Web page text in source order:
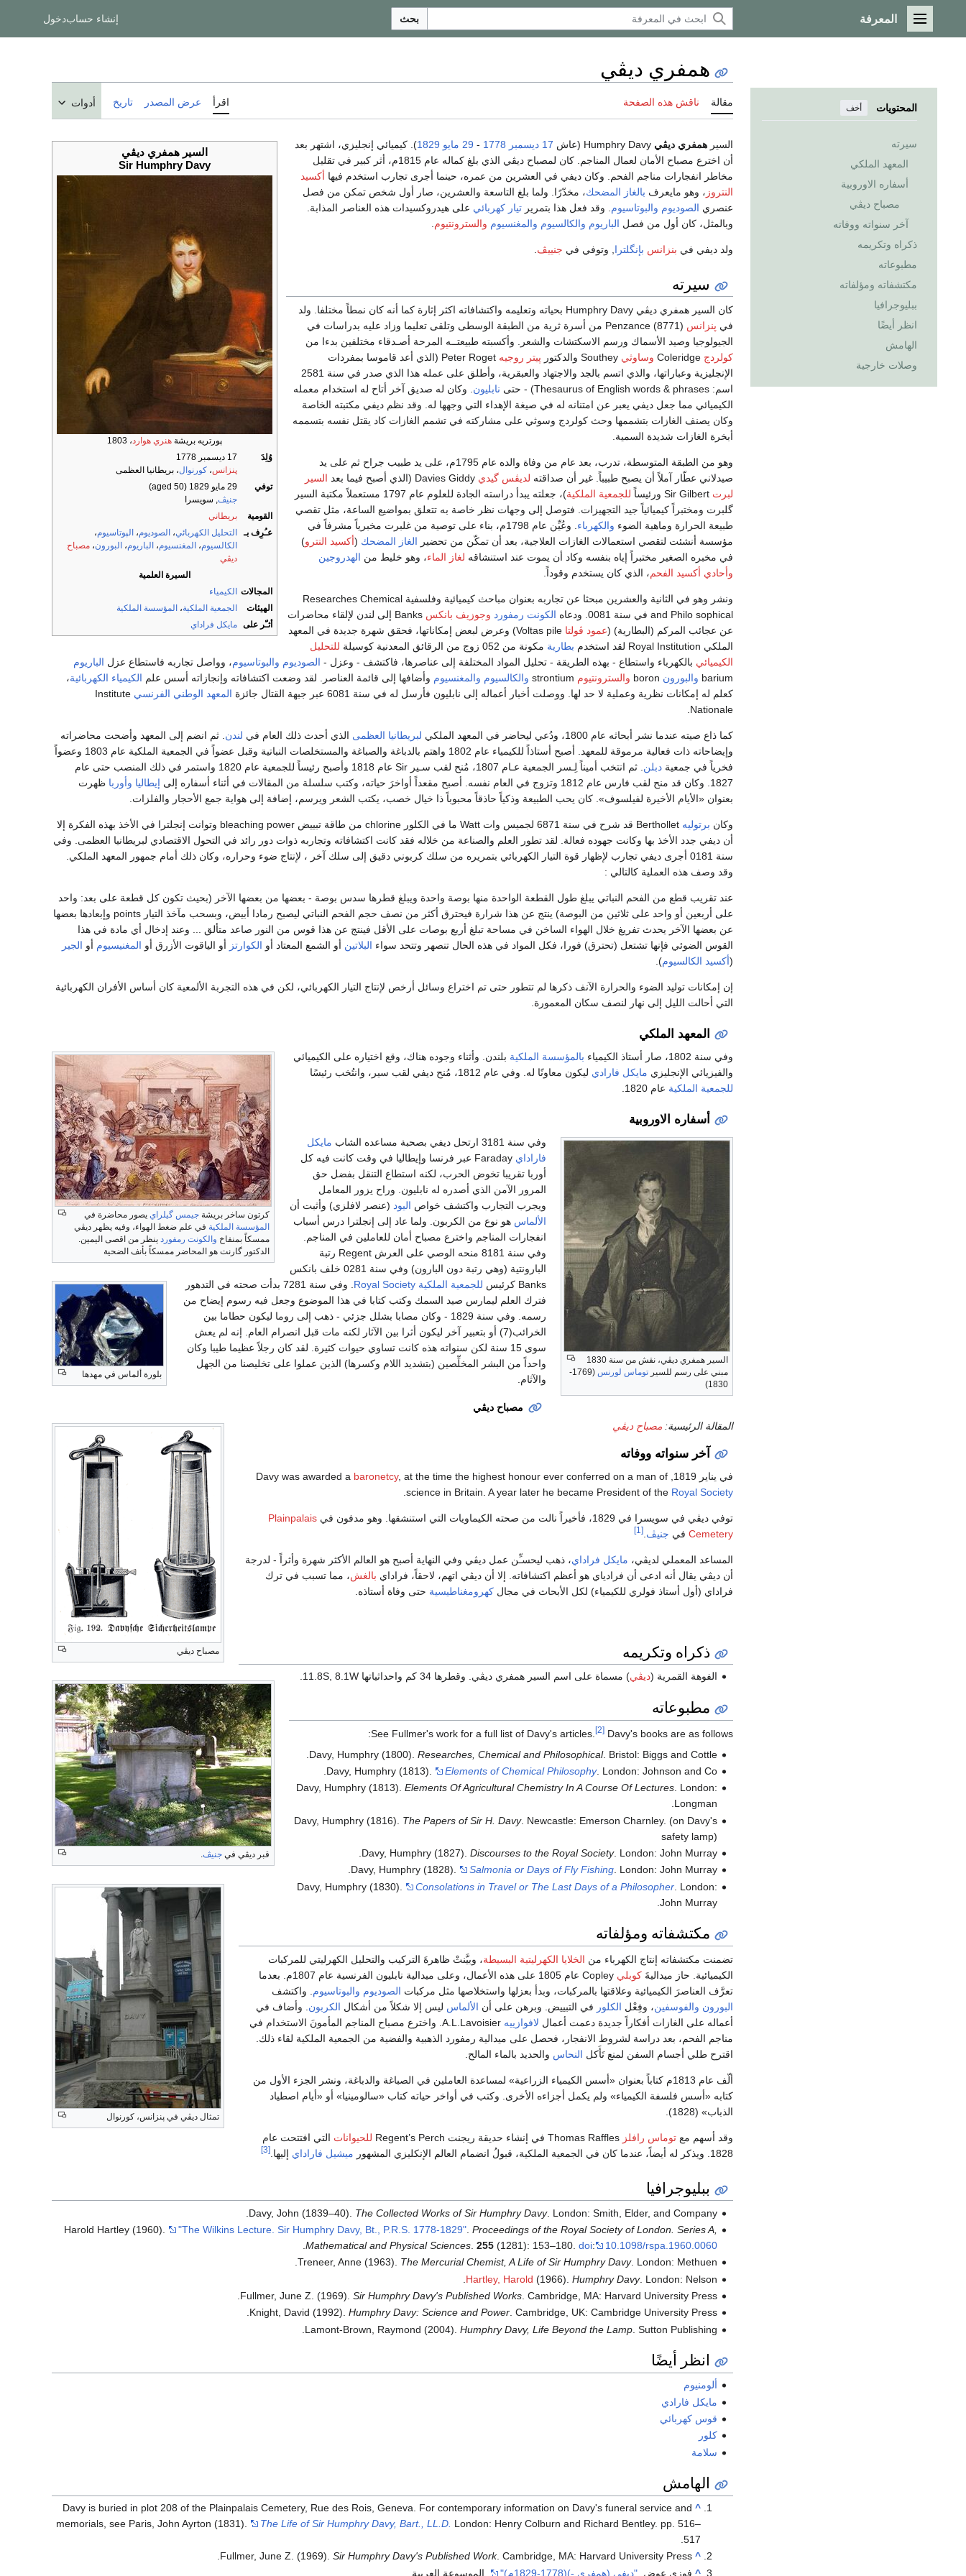
القائمة الرئيسية
المعرفة بحث إنشاء حسابدخول
المحتويات أخف
سيرته
المعهد الملكي
أسفاره الاوروبية
مصباح ديڤي
آخر سنواته ووفاته
ذكراه وتكريمه
مطبوعاته
مكتشفاته ومؤلفاته
ببليوجرافيا
انظر أيضًا
الهامش
وصلات خارجية
همفري ديڤي
مقالة ناقش هذه الصفحة اقرأ عرض المصدر تاريخ أدوات
السير همفري ديڤي
Sir Humphry Davy
پورتريه بريشة هنري هوارد، 1803
وُلِدَ
17 ديسمبر 1778
پنزانس، كورنوال، بريطانيا العظمى
توفي
29 مايو 1829
(aged 50)
جنيڤ, سويسرا
القومية
بريطاني
عـُرِف بـ
التحليل الكهربائي، الصوديوم، الپوتاسيوم،
الكالسيوم، المغنسيوم، الباريوم، البورون، مصباح
ديڤي
السيرة العلمية
المجالات
الكيمياء
الهيئات
الجمعية الملكية، المؤسسة الملكية
أثـّر على مايكل فراداي
السير همفري ديڤي 17 ديسمبر 1778
- 29 مايو 1829). كيميائي إنجليزي، اشتهر بعد
أن اخترع مصباح الأمان لعمال المناجم. كان لمصباح ديڤي الذي بلغ كماله عام 1815م، أثر كبير في تقليل
مخاطر انفجارات مناجم الفحم. وكان ديفي في العشرين من عمره، حينما أجرى تجارب استخدم فيها أكسيد
النتروز ، وهو مايعرف بالغاز المضحك، مخدّرًا. ولما بلغ التاسعة والعشرين، صار أول شخص تمكن من فصل
عنصري الصوديوم والبوتاسيوم . وقد فعل هذا بتمرير تيار كهربائي على هيدروكسيدات هذه العناصر المذابة.
وبالمثل، كان أول من فصل الباريوم والكالسيوم والمغنسيوم والسترونتيوم
ولد ديفي في بنزانس بإنگلترا , وتوفي في جنييڤ
سيرته
كان السير همفري ديڤي Humphry Davy بحياته وتعليمه واكتشافاته اكثر إثارة كما أنه كان نمطاً مختلفا. ولد
في پنزانس
Penzance (8771) من أسرة ثرية من الطبقة الوسطى وتلقى تعليما وزاد عليه بدراسات في
الجيولوجيا وصيد الأسماك ورسم الاسكتشات والشعر. وأكسبته طبيعتــه المرحة أصـدقاء مختلفين بدءا من
كولردج
وساوثي پيتر روجيه
Peter Roget (الذي أعد قاموسا بمفردات
الإنجليزية وعباراتها، والذي اتسم بالجد والاجتهاد والعبقرية، وأطلق على عمله هذا الذي صدر في سنة 2581
اسم: Thesaurus of English words & phrases) - حتى
نابليون. وكان له صديق آخر أتاح له استخدام معمله
الكيميائي مما جعل ديفي يعبر عن امتنانه له في صيغة الإهداء التي وجهها له. وقد نظم ديفي مكتبته الخاصة
وكان يصنف الغازات بتشممها وحث كولردج وسوثي على مشاركته في تشمم الغازات كاد يقتل نفسه بتسممه
أبخرة الغازات شديدة السمية.
وهو من الطبقة المتوسطة، تدرب، بعد عام من وفاة والده عام 1795م، على يد طبيب جراح ثم على يد
صيدلاني عطّار آملاً أن يصبح طبيباً. غير أن صداقته لديڤس گيدي
السير
لبرت
للجمعية الملكية
)، جعلته يبدأ دراسته الجادة للعلوم عام 1797 مستعملاً مكتبة السير
گلبرت ومختبراً كيميائياً جيد التجهيزات. فتوصل إلى وجهات نظر خاصة به تتعلق بمواضيع الساعة، مثل تقصي
طبيعة الحرارة وماهية الضوء والكهرباء
. وعُيِّن عام 1798م، بناء على توصية من غلبرت مخبرياً مشرفاً في
مؤسسة أنشئت لتقصي استعمالات الغازات العلاجية، بعد أن تمكّن من تحضير الغاز المضحك (أكسيد النترو)
في مخبره الصغير مختبراً إياه بنفسه وكاد أن يموت عند استنشاقه لغاز الماء، وهو خليط من الهدروجين
وأحادي أكسيد الفحم، الذي كان يستخدم وقوداً.
ونشر وهو في الثانية والعشرين مبحثا عن تجاربه بعنوان مباحث كيميائية وفلسفية Researches Chemical
and Philo sophical في سنة 0081. ودعاه
الكونت رمفورد وجوزيف بانكس
Banks إلى لندن لإلقاء محاضرات
عن عجائب المركم (البطارية) (عمود ڤولتا
Voltas pile) وعرض لبعض إمكاناتها، فحقق شهرة جديدة في المعهد
الملكي Royal Institution لقد استخدم
بطارية مكونة من 052 زوج من الرقائق المعدنية كوسيلة
للتحليل
الكيميائي بالكهرباء واستطاع - بهذه الطريقة - تحليل المواد المختلفة إلى عناصرها، فاكتشف - وعزل - الصوديوم والبوتاسيوم، وواصل تجاربه فاستطاع عزل الباريوم
barium والبورون والسترونتيوم والكالسيوم والمغنسيوم وأضافها إلى قائمة العناصر. لقد وضعت اكتشافاته وإنجازاته أسس علم الكيمياء الكهربائية،
كعلم له إمكانات نظرية وعملية لا حد لها. ووصلت أخبار أعماله إلى نابليون فأرسل له في سنة 6081 عبر جبهة القتال جائزة
المعهد الوطني الفرنسي Institute
Nationale.
كما ذاع صيته عندما نشر أبحاثه عام 1800، ودُعي ليحاضر في المعهد الملكي لبريطانيا العظمى الذي أحدث ذلك العام في لندن. ثم انضم إلى المعهد وأضحت محاضراته
وإيضاحاته ذات فعالية مرموقة للمعهد. أصبح أستاذاً للكيمياء عام 1802 واهتم بالدباغة والصباغة والمستخلصات النباتية وقبل عضواً في الجمعية الملكية عام 1803 وعضواً
فخرياً في جمعية دبلن
. ثم انتخب أميناً لِـسر الجمعية عـام 1807، مُنح لقب سـير Sir عام 1818 وأصبح رئيساً للجمعية عام 1820 واستمر في ذلك المنصب حتى عام
1827. وكان قد منح لقب فارس عام 1812 وتزوج في العام نفسه. أصبح مقعداً أواخرَ حياته، وكتب سلسلة من المقالات في أثناء أسفاره إلى
إيطاليا وأوربا ظهرت
بعنوان «الأيام الأخيرة لفيلسوف». كان يحب الطبيعة وذكياً حاذقاً محبوباً ذا خيال خصب، يكتب الشعر ويرسم، إضافة إلى هواية جمع الأحجار والفلزات.
وكان برتوليه
Berthollet قد شرح في سنة 6871 لجميس وات Watt ما في الكلور chlorine من طاقة تبييض bleaching power وتوانت إنجلترا في الأخذ بهذه الفكرة إلا
أن ديفي جدد الأخذ بها وكانت جهوده فعالة. لقد تطور العلم والصناعة من خلاله فقد كانت اكتشافاته وتجاربه ذوات دور رائد في التحول الاقتصادي لبريطانيا العظمى. وفي
سنة 0181 أجرى ديفي تجارب لإظهار قوة التيار الكهربائي بتمريره من سلك كربوني دقيق إلى سلك آخر ، لإنتاج ضوء وحراره، وكان ذلك أمام جمهور المعهد الملكي.
وقد وصف هذه العملية كالتالي :
عند تقريب قطع من الفحم النباتي يبلغ طول القطعة الواحدة منها بوصة واحدة ويبلغ قطرها سدس بوصة - بعضها من بعضها الآخر (بحيث تكون كل قطعة على بعد: واحد
على أربعين أو واحد على ثلاثين من البوصة) ينتج عن هذا شرارة فيحترق أكثر من نصف حجم الفحم النباتي ليصبح رمادا أبيض، وبسحب مآخذ التيار points وإبعادها بعضها
عن بعضها الآخر يحدث تفريغ خلال الهواء الساخن في مساحة تبلغ أربع بوصات على الأقل فينتج عن هذا قوس من النور صاعد متألق ... وعند إدخال أي مادة في هذا
القوس الضوئي فإنها تشتعل (تحترق) فورا، فكل المواد في هذه الحال تنصهر وتتحد سواء البلاتين أو الشمع المعتاد أو الكوارتز أو الياقوت الأزرق أو المغنيسيوم أو الجير
(أكسيد الكالسيوم).
إن إمكانات توليد الضوء والحرارة الآنف ذكرها لم تتطور حتى تم اختراع وسائل أرخص لإنتاج التيار الكهربائي، لكن في هذه التجربة الألمعية كان أساس الأفران الكهربائية
التي أحالت الليل إلى نهار لنصف سكان المعمورة.
المعهد الملكي
كرتون ساخر بريشة جيمس گيلراي يصور محاضرة في
المؤسسة الملكية في علم ضغط الهواء، وفيه يظهر ديڤي
ممسكاً بمنفاخ والكونت رمفورد ينظر من اقصى اليمين.
الدكتور گارنت هو المحاضر ممسكاً بأنف الضحية
وفي سنة 1802، صار أستاذ الكيمياء بالمؤسسة الملكية بلندن. وأثناء وجوده هناك، وقع اختياره على الكيميائي
والفيزيائي الإنجليزي مايكل فارادي ليكون معاونًا له. وفي عام 1812، مُنح ديفي لقب سير، وانتُخب رئيسًا
للجمعية الملكية عام 1820.
أسفاره الاوروبية
السير همفري ديڤي، نقش من سنة 1830
مبني على رسم للسير توماس لورنس
(1769-
1830)
بلورة ألماس في مهدها
وفي سنة 3181 ارتحل ديفي بصحبة مساعده الشاب
مايكل
فاراداي
Faraday عبر فرنسا وإيطاليا في وقت كانت فيه كل
أوربا تقريبا تخوض الحرب، لكنه استطاع التنقل بفضل حق
المرور الآمن الذي أصدره له نابليون. وراح يزور المعامل
ويجرب التجارب واكتشف خواص اليود (عنصر لافلزي) وأثبت أن
الألماس هو نوع من الكربون. ولما عاد إلى إنجلترا درس أسباب
انفجارات المناجم واخترع مصباح أمان للعاملين في المناجم.
وفي سنة 8181 منحه الوصي على العرش Regent رتبة
البارونتية (وهي رتبة دون البارون) وفي سنة 0281 خلف بانكس
Banks كرئيس
للجمعية الملكية Royal Society
. وفي سنة 7281 بدأت صحته في التدهور
فترك العلم ليمارس صيد السمك وكتب كتابا في هذا الموضوع وجعل فيه رسوم إيضاح من
رسمه. وفي سنة 1829 - وكان مصابا بشلل جزئي - ذهب إلى روما ليكون حطاما بين
الخرائب(7) أو بتعبير آخر ليكون أثرا بين الآثار لكنه مات قبل انصرام العام. إنه لم يعش
سوى 15 سنة لكن سنواته هذه كانت تساوي حيوات كثيرة. لقد كان رجلاً عظيما طيبا وكان
واحداً من البشر المخلِّصين (بتشديد اللام وكسرها) الذين عملوا على تخليصنا من الجهل
والآثام.
مصباح ديڤي
مصباح ديڤي
المقالة الرئيسية: مصباح ديڤي
آخر سنواته ووفاته
قبر ديڤي في جنيڤ
في يناير 1819, Davy was awarded a baronetcy, at the time the highest honour ever conferred on a man of
science in Britain. A year later he became President of the Royal Society
توفي ديڤي في سويسرا في 1829، فأخيراً نالت من صحته الكيماويات التي استنشقها. وهو مدفون في
Plainpalais
Cemetery في جنيڤ [1]
المساعد المعملي لديڤي، مايكل فراداي، ذهب ليحسـِّن عمل ديڤي وفي النهاية أصبح هو العالم الأكثر شهرة وأثراً - لدرجة
أن ديڤي يقال أنه ادعى أن فرادياي هو أعظم اكتشافاته. إلا أن ديڤي اتهم، لاحقاً، فراداي بالغش، مما تسبب في ترك
فراداي (أول أستاذ فولري للكيمياء) لكل الأبحاث في مجال كهرومغناطيسية حتى وفاة أستاذه.
ذكراه وتكريمه
تمثال ديڤي في پنزانس، كورنوال
الفوهة القمرية (ديڤي) مسماة على اسم السير همفري ديڤي. وقطرها 34 كم واحداثياتها 11.8S, 8.1W.
مطبوعاته
See Fullmer's work for a full list of Davy's articles. [2] Davy's books are as follows:
Davy, Humphry (1800). Researches, Chemical and Philosophical. Bristol: Biggs and Cottle.
Davy, Humphry (1813).
Elements of Chemical Philosophy. London: Johnson and Co.
Davy, Humphry (1813). Elements Of Agricultural Chemistry In A Course Of Lectures. London:
Longman.
Davy, Humphry (1816). The Papers of Sir H. Davy. Newcastle: Emerson Charnley. (on Davy's
safety lamp)
Davy, Humphry (1827). Discourses to the Royal Society. London: John Murray.
Davy, Humphry (1828).
Salmonia or Days of Fly Fishing. London: John Murray.
Davy, Humphry (1830).
Consolations in Travel or The Last Days of a Philosopher. London:
John Murray.
مكتشفاته ومؤلفاته
تضمنت مكتشفاته إنتاج الكهرباء من الخلايا الكهرليتية البسيطة، وبيَّنتْ ظاهرةَ التركيب والتحليل الكهرليتي للمركبات
الكيميائية. حاز ميداليةَ كوبلي
Copley عام 1805 على هذه الأعمال، وعلى ميدالية نابليون الفرنسية عام 1807م. بعدما
تعرَّف العناصرَ الكيميائية وعلاقتها بالمركبات، وبدأ بعزلها واستخلاصها مثل مركبات الصوديوم والبوتاسيوم . واكتشف
البورون والفوسفين، وفِعْل الكلور في التبييض. وبرهن على أن الألماس ليس إلا شكلاً من أشكال الكربون . وأضاف في
أعماله على الغازات أفكاراً جديدة دعمت أعمال لافوازييه
A.L.Lavoisier. واخترع مصباح المناجم المأمونَ الاستخدام في
مناجم الفحم، بعد دراسة لشروط الانفجار، فحصل على ميدالية رمفورد الذهبية والفضية من الجمعية الملكية لقاء ذلك.
اقترح طلي أجسام السفن لمنع تَأَكل النحاس والحديد بالماء المالح.
ألّف عام 1813م كتاباً بعنوان «أسس الكيمياء الزراعية» لمساعدة العاملين في الصباغة والدباغة، ونشر الجزء الأول من
كتابه «أسس فلسفة الكيمياء» ولم يكمل أجزاءه الأخرى. وكتب في أواخر حياته كتاب «سالومينيا» أو «أيام اصطياد
الذباب» (1828).
وقد أسهم مع توماس رافلز للحيوانات التي افتتحت عام
1828. ويذكر له أيضاً، عندما كان في الجمعية الملكية، قبولُ انضمام العالم الإنكليزي المشهور
ميشيل فاراداي إليها. [3]
ببليوجرافيا
Davy, John (1839–40). The Collected Works of Sir Humphry Davy. London: Smith, Elder, and Company.
Harold Hartley (1960).
"The Wilkins Lecture. Sir Humphry Davy, Bt., P.R.S. 1778-1829". Proceedings of the Royal Society of London. Series A,
Mathematical and Physical Sciences. 255(1281): 153–180. doi: 10.1098/rspa.1960.0060
Treneer, Anne (1963). The Mercurial Chemist, A Life of Sir Humphry Davy. London: Methuen.
Hartley, Harold (1966). Humphry Davy. London: Nelson.
Fullmer, June Z. (1969). Sir Humphry Davy's Published Works. Cambridge, MA: Harvard University Press.
Knight, David (1992). Humphry Davy: Science and Power. Cambridge, UK: Cambridge University Press.
Lamont-Brown, Raymond (2004). Humphry Davy, Life Beyond the Lamp. Sutton Publishing.
انظر أيضًا
ألومنيوم
مايكل فارادي
قوس كهربائي
كلور
سلامة
الهامش
^
Davy is buried in plot 208 of the Plainpalais Cemetery, Rue des Rois, Geneva. For contemporary information on Davy's funeral service and
memorials, see Paris, John Ayrton (1831). The Life of Sir Humphry Davy, Bart., LL.D. London: Henry Colburn and Richard Bentley. pp. 516–
517.
^
Fullmer, June Z. (1969).Sir Humphry Davy's Published Work. Cambridge, MA: Harvard University Press.
^ فوزي عوض. "ديفي (همفري -)(1778-1829م)" . الموسوعة العربية.